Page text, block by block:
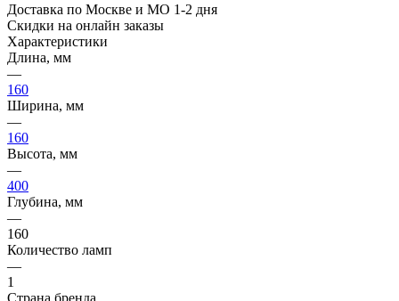
Доставка по Москве и МО 1-2 дня
Скидки на онлайн заказы
Характеристики
Длина, мм
—
160
Ширина, мм
—
160
Высота, мм
—
400
Глубина, мм
—
160
Количество ламп
—
1
Страна бренда